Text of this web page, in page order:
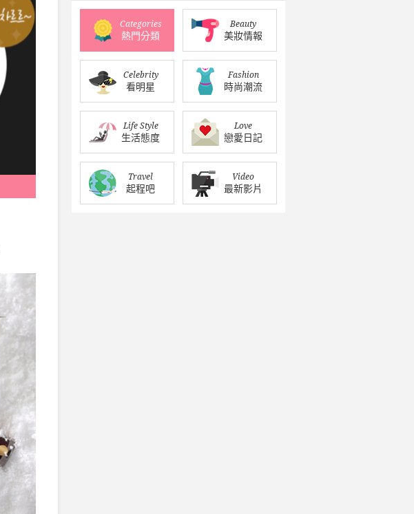
Categories
熱門分類
Beauty
美妝情報
Celebrity
看明星
Fashion
時尚潮流
Life Style
生活態度
Love
戀愛日記
Travel
起程吧
Video
最新影片